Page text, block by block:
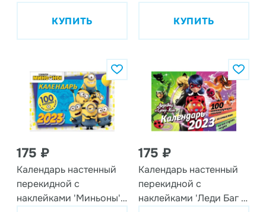
КУПИТЬ
2023 годКУПИТЬ
175 ₽
Календарь настенный
перекидной с
наклейками 'Миньоны'
175 ₽
Календарь настенный
перекидной с
наклейками 'Леди Баг и